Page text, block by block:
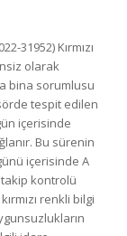
31952) Kırmızı
olarak
bina sorumlusu
tespit edilen
içerisinde
Bu sürenin
içerisinde A
kontrolü
renkli bilgi